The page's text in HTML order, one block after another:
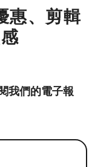
惠、剪輯
我們的電子報